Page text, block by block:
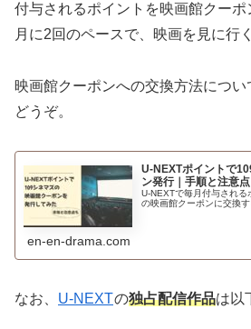
付与されるポイントを映画館クーポ
月に2回のペースで、映画を見に行
映画館クーポンへの交換方法につい
どうぞ。
U-NEXTポイントで
ン発行｜手順と注意点
U-NEXTで毎月付与され
の映画館クーポンに交換
en-en-drama.com
なお、 U-NEXTの独占配信作品は以